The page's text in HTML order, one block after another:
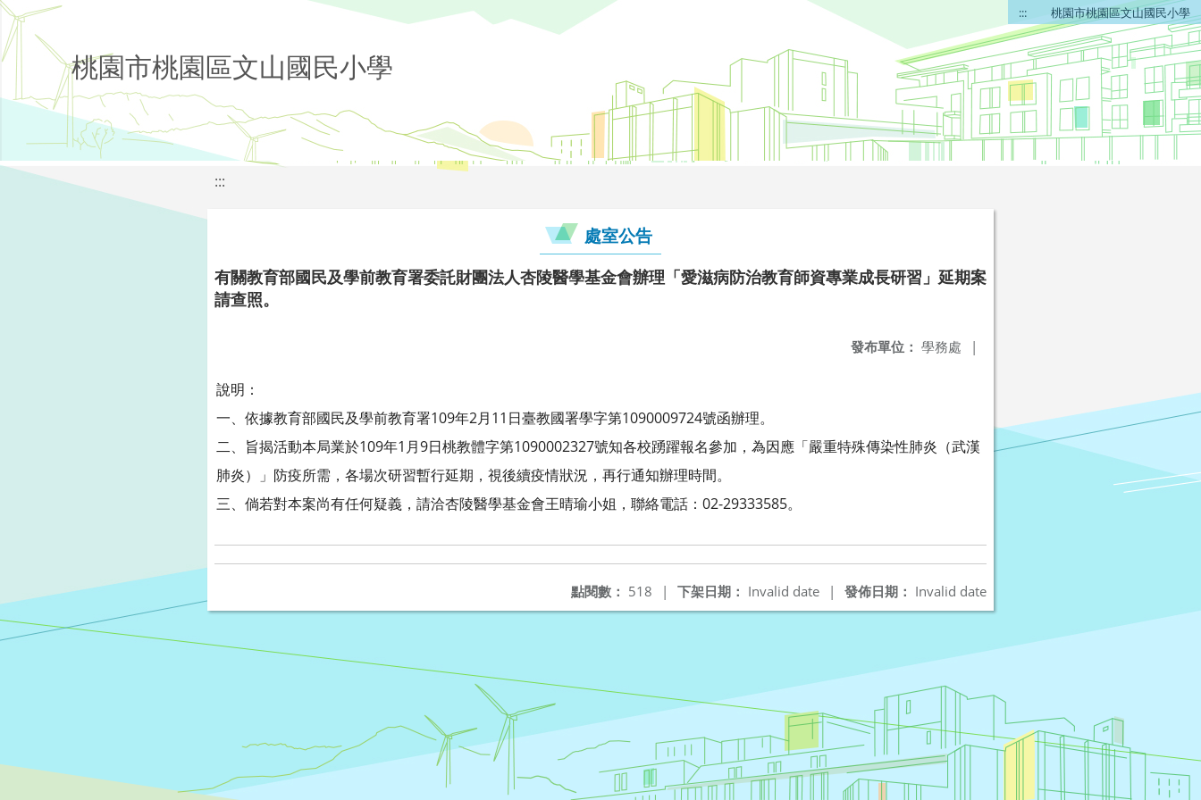
::: 桃園市桃園區文山國民小學
桃園市桃園區文山國民小學
:::
處室公告
有關教育部國民及學前教育署委託財團法人杏陵醫學基金會辦理「愛滋病防治教育師資專業成長研習」延期案
請查照。
發布單位： 學務處 |
說明：
一、依據教育部國民及學前教育署109年2月11日臺教國署學字第1090009724號函辦理。
二、旨揭活動本局業於109年1月9日桃教體字第1090002327號知各校踴躍報名參加，為因應「嚴重特殊傳染性肺炎（武漢
肺炎）」防疫所需，各場次研習暫行延期，視後續疫情狀況，再行通知辦理時間。
三、倘若對本案尚有任何疑義，請洽杏陵醫學基金會王晴瑜小姐，聯絡電話：02-29333585。
發佈日期： Invalid date
下架日期： Invalid date |
點閱數： 518 |